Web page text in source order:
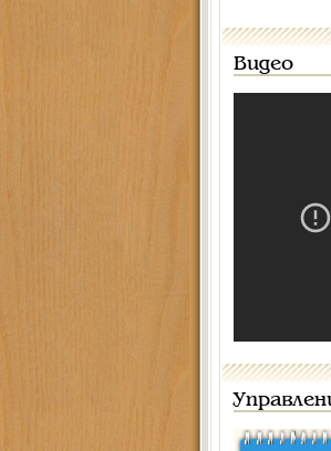
Видео